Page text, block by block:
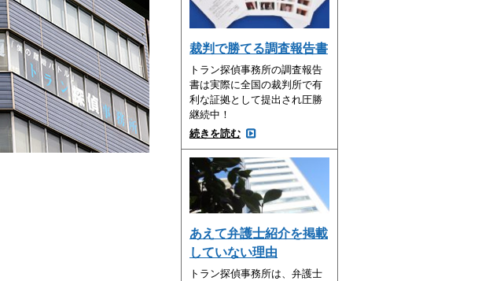
裁判で勝てる調査報告書
トラン探偵事務所の調査報告
書は実際に全国の裁判所で有
利な証拠として提出され圧勝
継続中！
続きを読む
あえて弁護士紹介を掲載
していない理由
トラン探偵事務所は、弁護士